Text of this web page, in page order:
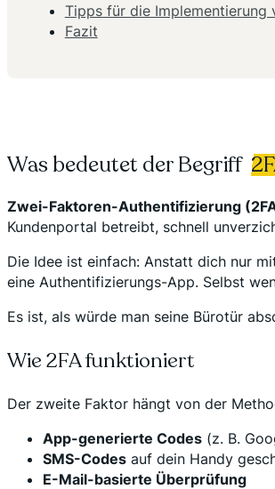
Was bedeutet der Begriff
Zwei-Faktoren-Authentifizierung
Kundenportal betreibt, schnell
Die Idee ist einfach: Anstatt dich nur
eine Authentifizierungs-App. Selbst
Es ist, als würde man seine Bürotür
Wie 2FA funktioniert
Der zweite Faktor hängt von der
App-generierte Codes (z. B.
SMS-Codes auf dein Handy
E-Mail-basierte Überprüfung
Tipps für die Implementierung
Fazit